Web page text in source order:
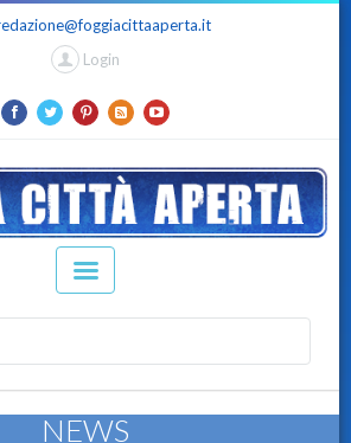
Login
NEWS